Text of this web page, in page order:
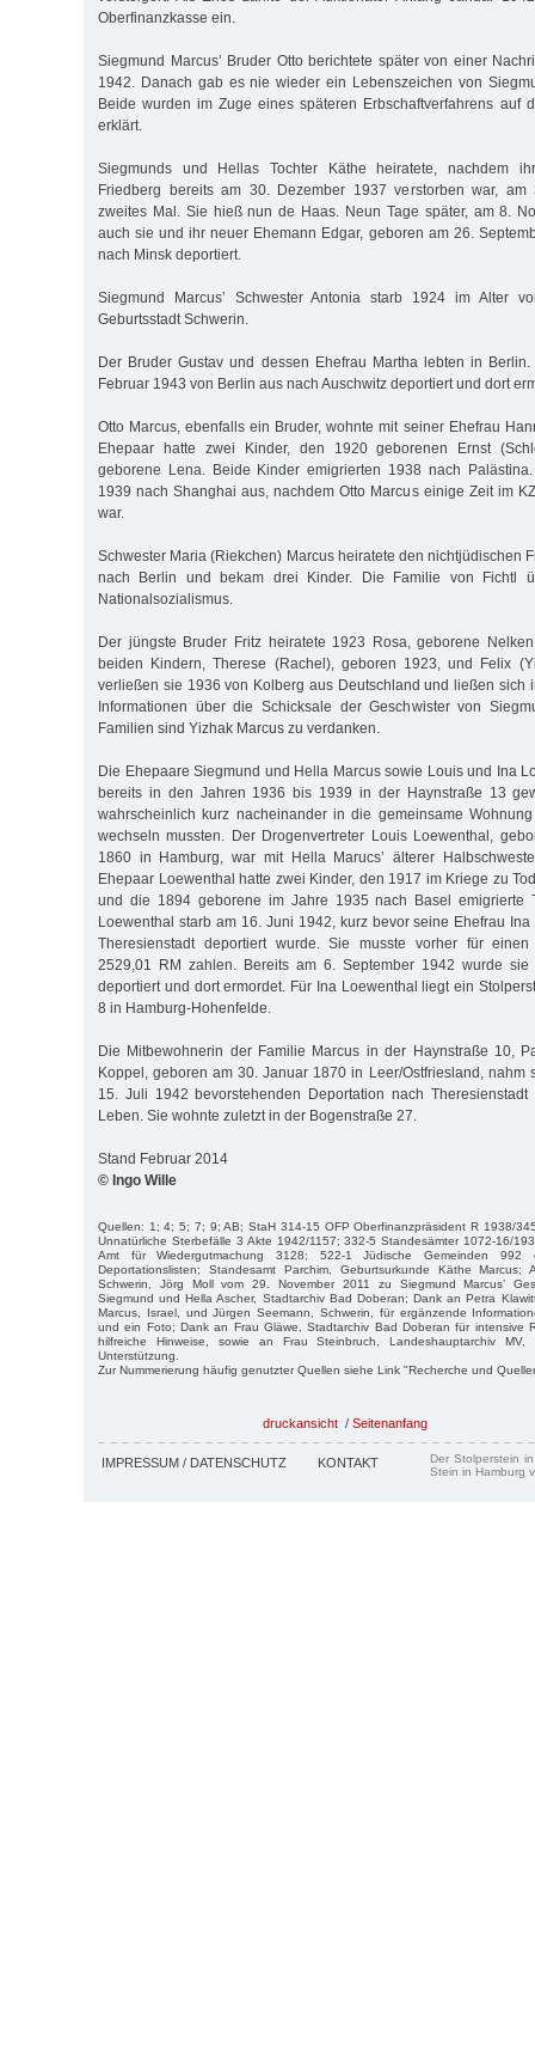
Oberfinanzkasse ein.
Siegmund Marcus’ Bruder Otto berichtete später von einer
1942. Danach gab es nie wieder ein Lebenszeichen von
Beide wurden im Zuge eines späteren Erbschaftverfahrens auf
erklärt.
Siegmunds und Hellas Tochter Käthe heiratete, nachdem
Friedberg bereits am 30. Dezember 1937 verstorben war,
zweites Mal. Sie hieß nun de Haas. Neun Tage später, am 8.
auch sie und ihr neuer Ehemann Edgar, geboren am 26.
nach Minsk deportiert.
Siegmund Marcus’ Schwester Antonia starb 1924 im Alter
Geburtsstadt Schwerin.
Der Bruder Gustav und dessen Ehefrau Martha lebten in
Februar 1943 von Berlin aus nach Auschwitz deportiert und dort
Otto Marcus, ebenfalls ein Bruder, wohnte mit seiner Ehefrau
Ehepaar hatte zwei Kinder, den 1920 geborenen Ernst
geborene Lena. Beide Kinder emigrierten 1938 nach
1939 nach Shanghai aus, nachdem Otto Marcus einige Zeit im
war.
Schwester Maria (Riekchen) Marcus heiratete den nichtjüdischen
nach Berlin und bekam drei Kinder. Die Familie von Fichtl
Nationalsozialismus.
Der jüngste Bruder Fritz heiratete 1923 Rosa, geborene
beiden Kindern, Therese (Rachel), geboren 1923, und Felix
verließen sie 1936 von Kolberg aus Deutschland und ließen sich
Informationen über die Schicksale der Geschwister von
Familien sind Yizhak Marcus zu verdanken.
Die Ehepaare Siegmund und Hella Marcus sowie Louis und Ina
bereits in den Jahren 1936 bis 1939 in der Haynstraße 13
wahrscheinlich kurz nacheinander in die gemeinsame
wechseln mussten. Der Drogenvertreter Louis Loewenthal,
1860 in Hamburg, war mit Hella Marucs’ älterer
Ehepaar Loewenthal hatte zwei Kinder, den 1917 im Kriege zu
und die 1894 geborene im Jahre 1935 nach Basel emigrierte
Loewenthal starb am 16. Juni 1942, kurz bevor seine Ehefrau
Theresienstadt deportiert wurde. Sie musste vorher für einen
2529,01 RM zahlen. Bereits am 6. September 1942 wurde sie
deportiert und dort ermordet. Für Ina Loewenthal liegt ein
8 in Hamburg-Hohenfelde.
Die Mitbewohnerin der Familie Marcus in der Haynstraße 10,
Koppel, geboren am 30. Januar 1870 in Leer/Ostfriesland, nahm
15. Juli 1942 bevorstehenden Deportation nach
Leben. Sie wohnte zuletzt in der Bogenstraße 27.
Stand Februar 2014
© Ingo Wille
Quellen: 1; 4; 5; 7; 9; AB; StaH 314-15 OFP Oberfinanzpräsident R 1938/
Unnatürliche Sterbefälle 3 Akte 1942/1157; 332-5 Standesämter 1072-16/
Amt für Wiedergutmachung 3128; 522-1 Jüdische Gemeinden
Deportationslisten; Standesamt Parchim, Geburtsurkunde Käthe Marcus;
Schwerin, Jörg Moll vom 29. November 2011 zu Siegmund Marcus’
Siegmund und Hella Ascher, Stadtarchiv Bad Doberan; Dank an Petra
Marcus, Israel, und Jürgen Seemann, Schwerin, für ergänzende
und ein Foto; Dank an Frau Gläwe, Stadtarchiv Bad Doberan für intensive
hilfreiche Hinweise, sowie an Frau Steinbruch, Landeshauptarchiv MV,
Unterstützung.
Zur Nummerierung häufig genutzter Quellen siehe Link "Recherche und
druckansicht / Seitenanfang
IMPRESSUM / DATENSCHUTZ KONTAKT
Der Stolperstein
Stein in Hamburg